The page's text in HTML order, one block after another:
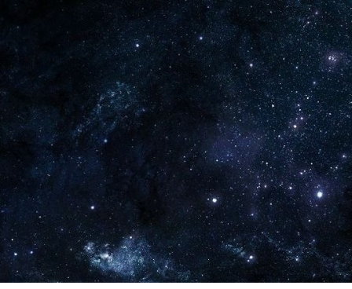
Plus de 2800 critiques de films